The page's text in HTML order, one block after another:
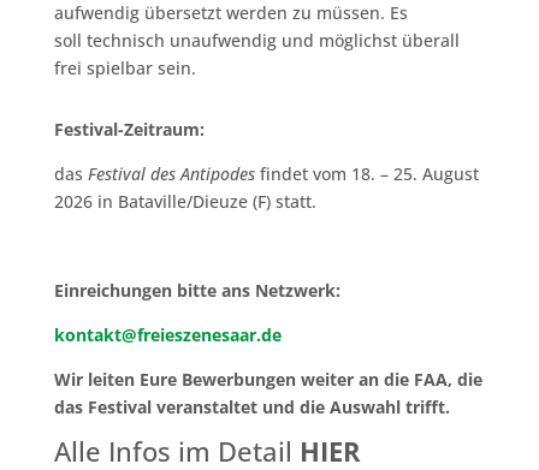
aufwendig übersetzt werden zu müssen. Es
soll technisch unaufwendig und möglichst überall
frei spielbar sein.
Festival-Zeitraum:
das Festival des Antipodesfindet vom 18. – 25. August
2026 in Bataville/Dieuze (F) statt.
Einreichungen bitte ans Netzwerk:
kontakt@freieszenesaar.de
Wir leiten Eure Bewerbungen weiter an die FAA, die
das Festival veranstaltet und die Auswahl trifft.
Alle Infos im Detail HIER